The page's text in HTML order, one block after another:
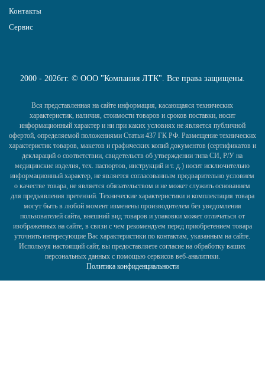
Контакты
Сервис
2000 - 2026гг. © ООО "Компания ЛТК". Все права защищены.
Вся представленная на сайте информация, касающаяся технических
характеристик, наличия, стоимости товаров и сроков поставки, носит
информационный характер и ни при каких условиях не является публичной
офертой, определяемой положениями Статьи 437 ГК РФ. Размещение технических
характеристик товаров, макетов и графических копий документов (сертификатов и
деклараций о соответствии, свидетельств об утверждении типа СИ, Р/У на
медицинские изделия, тех. паспортов, инструкций и т. д.) носит исключительно
информационный характер, не является согласованным предварительно условием
о качестве товара, не является обязательством и не может служить основанием
для предъявления претензий. Технические характеристики и комплектация товара
могут быть в любой момент изменены производителем без уведомления
пользователей сайта, внешний вид товаров и упаковки может отличаться от
изображенных на сайте, в связи с чем рекомендуем перед приобретением товара
уточнить интересующие Вас характеристики по контактам, указанным на сайте.
Используя настоящий сайт, вы предоставляете согласие на обработку ваших
персональных данных с помощью сервисов веб-аналитики.
Политика конфиденциальности